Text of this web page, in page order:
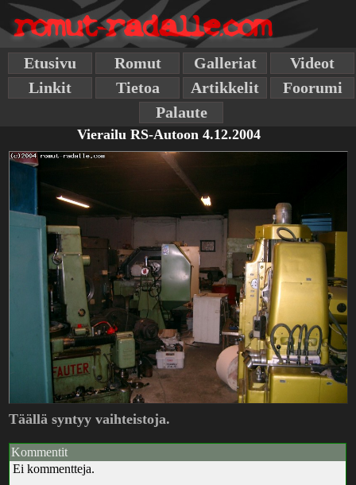
Etusivu Romut Galleriat
Videot
Linkit
Tietoa Artikkelit
Foorumi
Palaute
Vierailu RS-Autoon 4.12.2004
Täällä syntyy vaihteistoja.
Kommentit
Ei kommentteja.